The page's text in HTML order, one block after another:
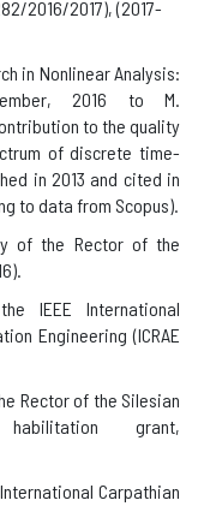
2016/2017), (2017-
in Nonlinear Analysis:
2016 to M.
to the quality
of discrete time-
in 2013 and cited in
to data from Scopus).
of the Rector of the
IEEE International
Engineering (ICRAE
Rector of the Silesian
grant,
Carpathian